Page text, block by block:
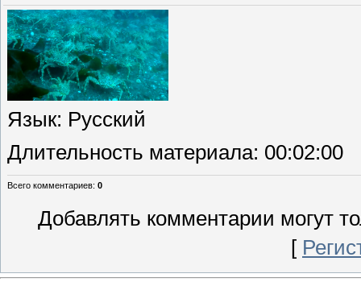
Язык: Русский
Длительность материала: 00:02:00
Всего комментариев: 0
Добавлять комментарии могут
[